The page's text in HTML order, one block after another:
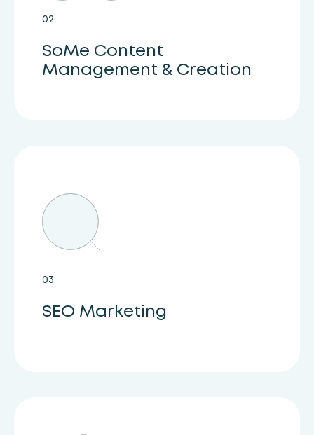
02
SoMe Content
Management & Creation
03
SEO Marketing